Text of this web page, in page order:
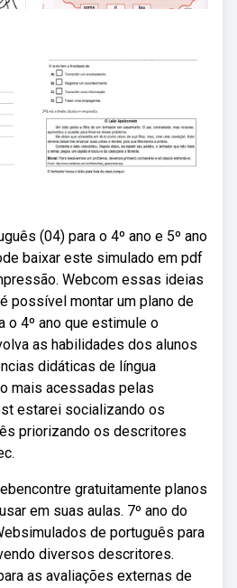
(04) para o 4º ano e 5º ano
baixar este simulado em pdf
Webcom essas ideias
possível montar um plano de
o 4º ano que estimule o
as habilidades dos alunos
didáticas de língua
mais acessadas pelas
estarei socializando os
priorizando os descritores
gratuitamente planos
em suas aulas. 7º ano do
de português para
diversos descritores.
as avaliações externas de